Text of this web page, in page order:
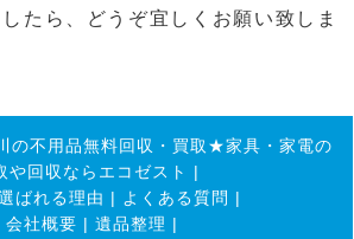
たら、どうぞ宜しくお願い致しま
の不用品無料回収・買取★家具・家電の
や回収ならエコゼスト
|
ばれる理由 | よくある質問 |
会社概要 | 遺品整理 |